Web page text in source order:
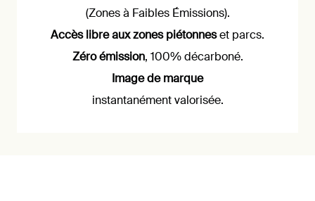
(Zones à Faibles Émissions).
Accès libre aux zones piétonneset parcs.
Zéro émission, 100% décarboné.
Image de marque
instantanément valorisée.